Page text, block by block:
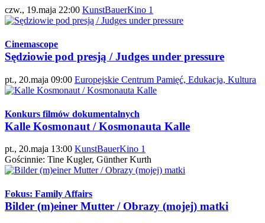
czw., 19.maja 22:00 KunstBauerKino 1
Cinemascope
Sędziowie pod presją / Judges under pressure
pt., 20.maja 09:00 Europejskie Centrum Pamięć, Edukacja, Kultura
Konkurs filmów dokumentalnych
Kalle Kosmonaut / Kosmonauta Kalle
pt., 20.maja 13:00 KunstBauerKino 1
Gościnnie: Tine Kugler, Günther Kurth
Fokus: Family Affairs
Bilder (m)einer Mutter / Obrazy (mojej) matki